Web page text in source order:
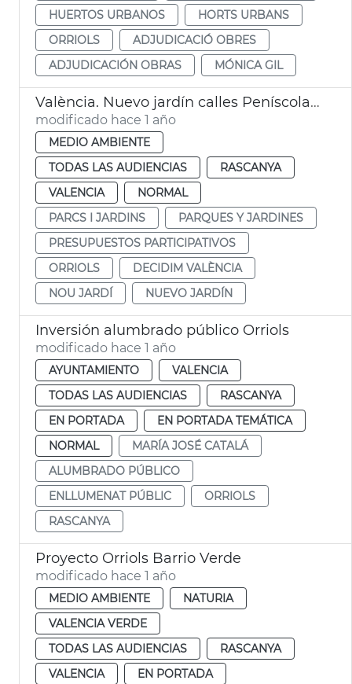
HUERTOS URBANOS
HORTS URBANS
ORRIOLS
ADJUDICACIÓ OBRES
ADJUDICACIÓN OBRAS
MÓNICA GIL
València. Nuevo jardín calles Peníscola - Portaceli. Orriols
modificado hace 1 año
MEDIO AMBIENTE
TODAS LAS AUDIENCIAS
RASCANYA
VALENCIA
NORMAL
PARCS I JARDINS
PARQUES Y JARDINES
PRESUPUESTOS PARTICIPATIVOS
ORRIOLS
DECIDIM VALÈNCIA
NOU JARDÍ
NUEVO JARDÍN
Inversión alumbrado público Orriols
modificado hace 1 año
AYUNTAMIENTO
VALENCIA
TODAS LAS AUDIENCIAS
RASCANYA
EN PORTADA
EN PORTADA TEMÁTICA
NORMAL
MARÍA JOSÉ CATALÁ
ALUMBRADO PÚBLICO
ENLLUMENAT PÚBLIC
ORRIOLS
RASCANYA
Proyecto Orriols Barrio Verde
modificado hace 1 año
MEDIO AMBIENTE
NATURIA
VALENCIA VERDE
TODAS LAS AUDIENCIAS
RASCANYA
VALENCIA
EN PORTADA